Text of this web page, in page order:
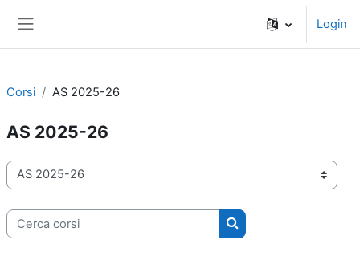
Login
Corsi AS 2025-26
AS 2025-26
Categorie di corso
Cerca corsi
Cerca corsi